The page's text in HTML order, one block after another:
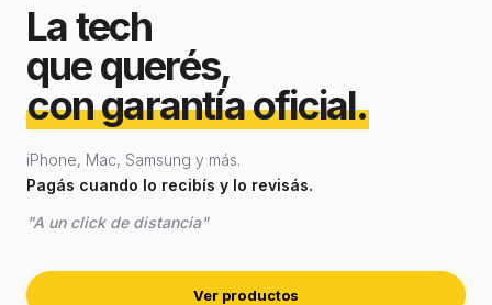
La tech
que querés,
con garantía oficial.
iPhone, Mac, Samsung y más.
Pagás cuando lo recibís y lo revisás.
"A un click de distancia"
Ver productos